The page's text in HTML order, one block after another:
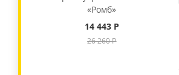
«Ромб»
14 443 Р
26 260 Р